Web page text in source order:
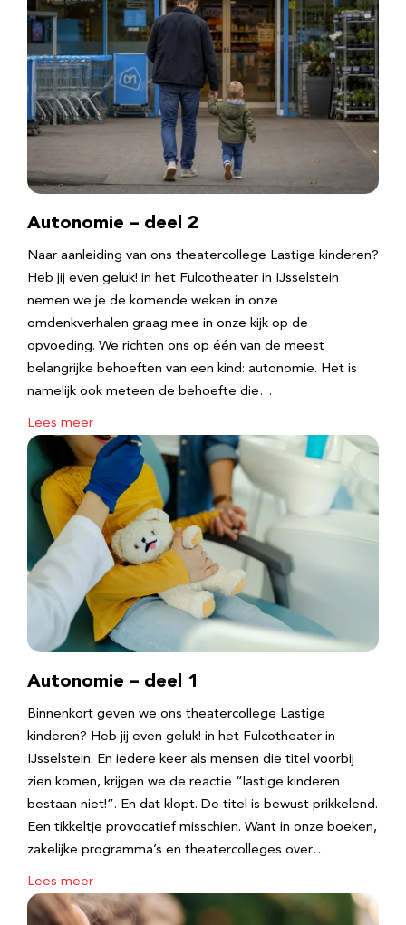
Autonomie – deel 2
Naar aanleiding van ons theatercollege Lastige kinderen?
Heb jij even geluk! in het Fulcotheater in IJsselstein
nemen we je de komende weken in onze
omdenkverhalen graag mee in onze kijk op de
opvoeding. We richten ons op één van de meest
belangrijke behoeften van een kind: autonomie. Het is
namelijk ook meteen de behoefte die…
Lees meer
Autonomie – deel 1
Binnenkort geven we ons theatercollege Lastige
kinderen? Heb jij even geluk! in het Fulcotheater in
IJsselstein. En iedere keer als mensen die titel voorbij
zien komen, krijgen we de reactie “lastige kinderen
bestaan niet!”. En dat klopt. De titel is bewust prikkelend.
Een tikkeltje provocatief misschien. Want in onze boeken,
zakelijke programma’s en theatercolleges over…
Lees meer